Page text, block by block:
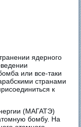
ядерного
или все-таки
странами
к
(МАГАТЭ)
бомбу. На